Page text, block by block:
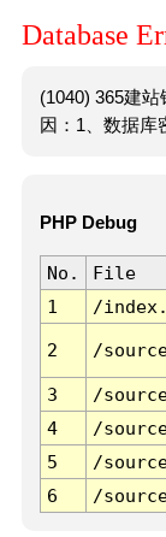
Database
(1040) 365建
因：1、数据库
PHP Debug
No. File
1
/
2 /
3 /
4
/
5
/
6
/